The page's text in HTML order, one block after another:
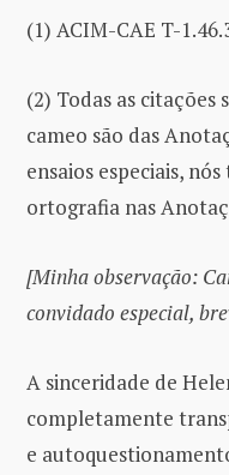
(1) ACIM-CAE T-
(2) Todas as citações
cameo são das
ensaios especiais,
ortografia nas
[Minha observação:
convidado especial,
A sinceridade de
completamente
e